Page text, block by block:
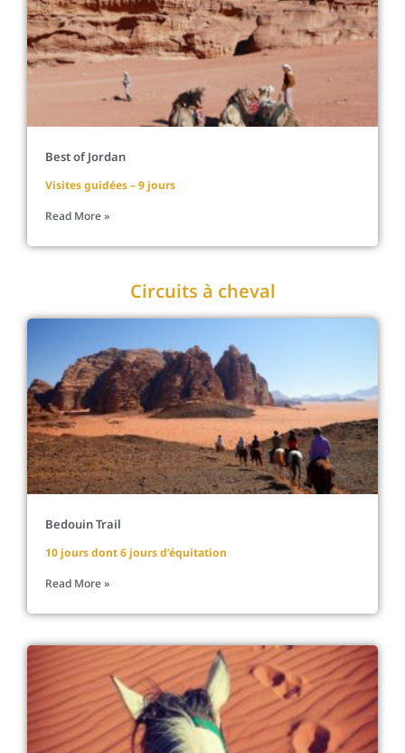
Best of Jordan
Visites guidées – 9 jours
Read More »
Circuits à cheval
Bedouin Trail
10 jours dont 6 jours d’équitation
Read More »